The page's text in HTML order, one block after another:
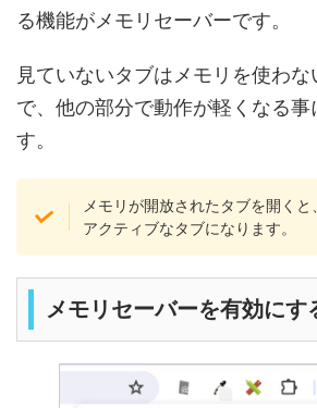
る機能がメモリセーバーです。
見ていないタブはメモリを使わ
で、他の部分で動作が軽くなる
す。
メモリが開放されたタブを開く
アクティブなタブになります。
メモリセーバーを有効にす